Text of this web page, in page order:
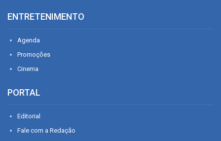
ENTRETENIMENTO
Agenda
Promoções
Cinema
PORTAL
Editorial
Fale com a Redação